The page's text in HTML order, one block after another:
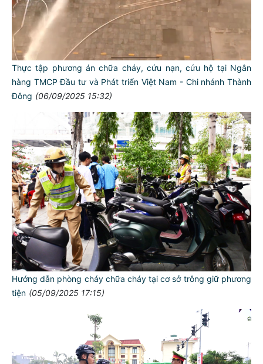
Thực tập phương án chữa cháy, cứu nạn, cứu hộ tại Ngân
hàng TMCP Đầu tư và Phát triển Việt Nam - Chi nhánh Thành
Đông (06/09/2025 15:32)
Hướng dẫn phòng cháy chữa cháy tại cơ sở trông giữ phương
tiện (05/09/2025 17:15)